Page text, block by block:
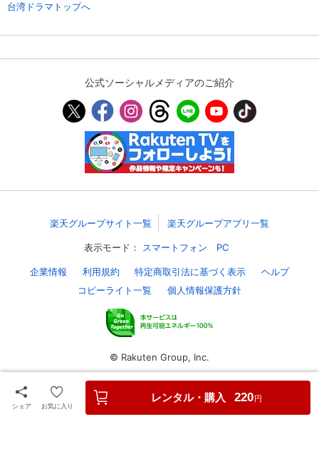
お気に入り
閲覧履歴
の削除も可能です。
視聴年齢制限
能です。5段階の年齢区分から選択できま
す。
視聴デバイス一覧
スマホなどでRakuten TVを視聴する際のデ
バイス連携の設定ができます。
す。
メルマガの配信停止、配信先のメールアド
レスの変更が可能です。
可能です。
ログアウト
シェア お気に入り
レンタル・購入 220 円
台湾ドラマトップへ
公式ソーシャルメディアのご紹介
楽天グループサイト一覧 楽天グループアプリ一覧
表示モード： スマートフォン PC
企業情報 利用規約 特定商取引法に基づく表示
ヘルプ
コピーライト一覧
個人情報保護方針
© Rakuten Group, Inc.